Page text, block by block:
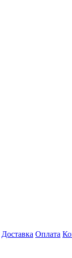
Доставка Оплата